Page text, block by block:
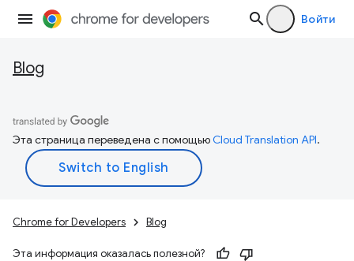
Войти
Blog
Эта страница переведена с помощьюCloud Translation API.
Chrome for Developers Blog
Эта информация оказалась полезной?